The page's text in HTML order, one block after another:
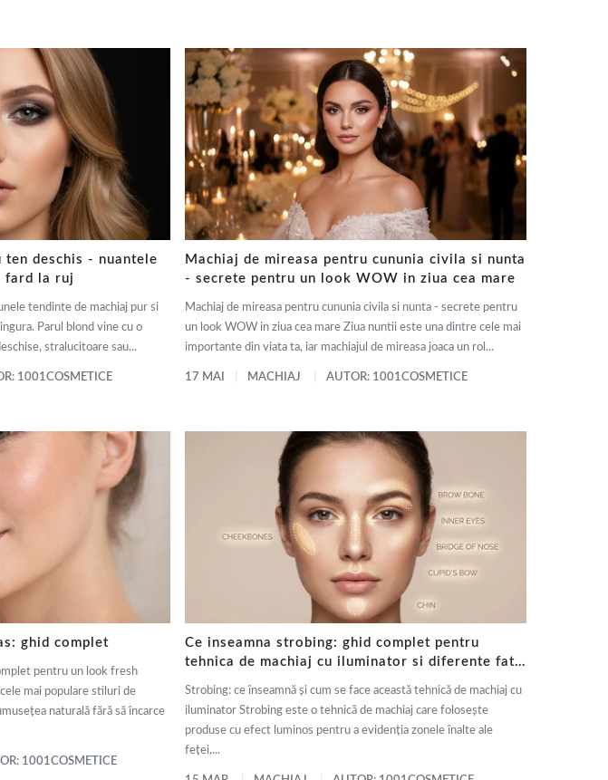
ten deschis - nuantele
fard la ruj
tendinte de machiaj pur si
Parul blond vine cu o
stralucitoare sau...
1001COSMETICE
Machiaj de mireasa pentru cununia civila si nunta
- secrete pentru un look WOW in ziua cea mare
Machiaj de mireasa pentru cununia civila si nunta - secrete pentru
un look WOW in ziua cea mare Ziua nuntii este una dintre cele mai
importante din viata ta, iar machiajul de mireasa joaca un rol...
17 MAI MACHIAJ AUTOR: 1001COSMETICE
ghid complet
pentru un look fresh
mai populare stiluri de
naturală fără să încarce
1001COSMETICE
Ce inseamna strobing: ghid complet pentru
tehnica de machiaj cu iluminator si diferente fata
Strobing: ce înseamnă și cum se face această tehnică de machiaj cu
iluminator Strobing este o tehnică de machiaj care folosește
produse cu efect luminos pentru a evidenția zonele înalte ale
feței,...